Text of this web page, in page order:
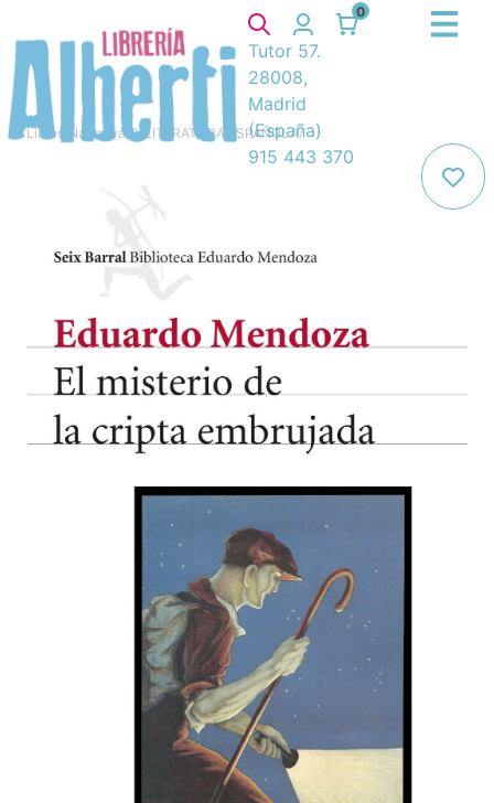
0
Tutor 57.
28008,
Madrid
(España)
915 443 370
Libros Narrativa/ 8. LITERATURA ESPAÑOLA/